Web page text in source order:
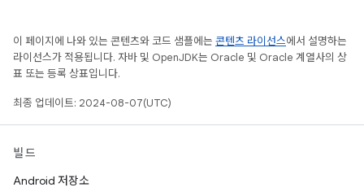
이 페이지에 나와 있는 콘텐츠와 코드 샘플에는 콘텐츠 라이선스에서 설명하는
라이선스가 적용됩니다. 자바 및 OpenJDK는 Oracle 및 Oracle 계열사의 상
표 또는 등록 상표입니다.
최종 업데이트: 2024-08-07(UTC)
빌드
Android 저장소